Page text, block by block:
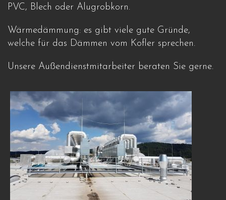
PVC, Blech oder Alugrobkorn.
Wärmedämmung: es gibt viele gute Gründe,
welche für das Dämmen vom Kofler sprechen.
Unsere Außendienstmitarbeiter beraten Sie gerne.